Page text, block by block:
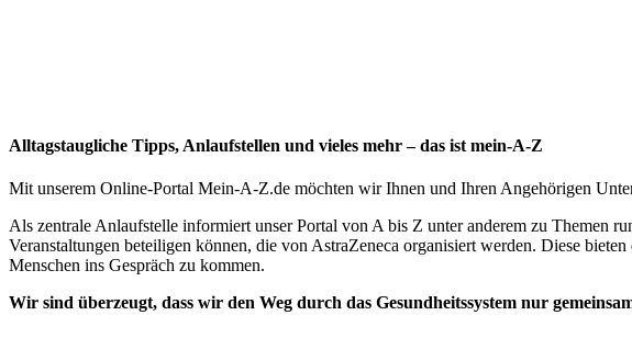
Alltagstaugliche Tipps, Anlaufstellen und vieles mehr – das ist mein-A-Z
Mit unserem Online-Portal Mein-A-Z.de möchten wir Ihnen und Ihren Angehörigen
Als zentrale Anlaufstelle informiert unser Portal von A bis Z unter anderem zu Themen
Veranstaltungen beteiligen können, die von AstraZeneca organisiert werden. Diese
Menschen ins Gespräch zu kommen.
Wir sind überzeugt, dass wir den Weg durch das Gesundheitssystem nur